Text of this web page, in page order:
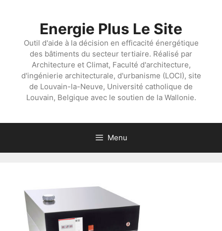
Energie Plus Le Site
Outil d'aide à la décision en efficacité énergétique
des bâtiments du secteur tertiaire. Réalisé par
Architecture et Climat, Faculté d'architecture,
d'ingénierie architecturale, d'urbanisme (LOCI), site
de Louvain-la-Neuve, Université catholique de
Louvain, Belgique avec le soutien de la Wallonie.
Menu